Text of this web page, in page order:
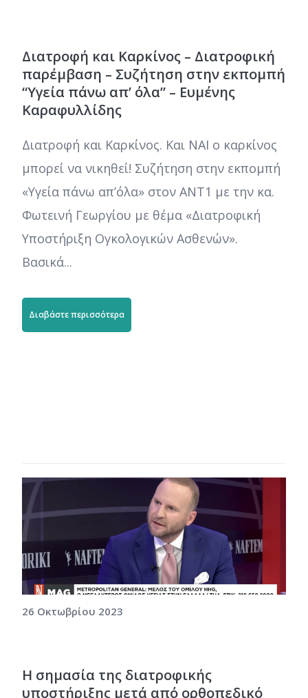
Διατροφή και Καρκίνος – Διατροφική
παρέμβαση – Συζήτηση στην εκπομπή
“Υγεία πάνω απ’ όλα” – Ευμένης
Καραφυλλίδης
Διατροφή και Καρκίνος. Και ΝΑΙ ο καρκίνος
μπορεί να νικηθεί! Συζήτηση στην εκπομπή
«Υγεία πάνω απ’όλα» στον ANT1 με την κα.
Φωτεινή Γεωργίου με θέμα «Διατροφική
Υποστήριξη Ογκολογικών Ασθενών».
Βασικά...
Διαβάστε περισσότερα
26 Οκτωβρίου 2023
Η σημασία της διατροφικής
υποστήριξης μετά από ορθοπεδικό